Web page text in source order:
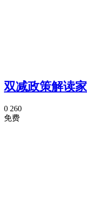
双减政策解读
0 260
免费